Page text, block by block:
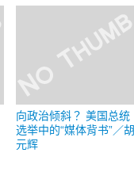
向政治倾斜？ 美国总统
选举中的“媒体背书”／胡
元辉